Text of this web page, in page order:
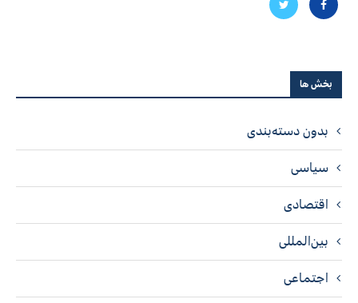
بخش ها
بدون دسته‌بندی
سیاسی
اقتصادی
بین‌المللی
اجتماعی